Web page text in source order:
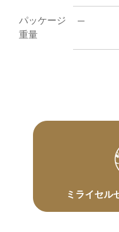
パッケージ
重量
─
ミライセル